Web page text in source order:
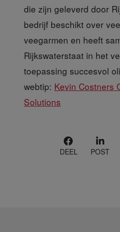
die zijn geleverd door
bedrijf beschikt over
veegarmen en heeft
Rijkswaterstaat in het
toepassing succesvol
webtip: Kevin Costners
Solutions
DEEL POST